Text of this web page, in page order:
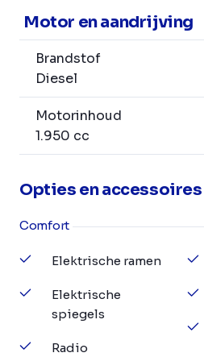
Motor en aandrijving
Brandstof
Diesel
Motorinhoud
1.950 cc
Opties en accessoires
Comfort
Elektrische ramen
Elektrische
spiegels
Radio